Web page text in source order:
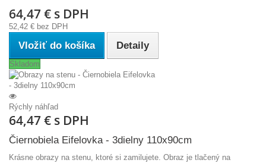
64,47 € s DPH
52,42 € bez DPH
Vložiť do košíka Detaily
Skladom
Rýchly náhľad
64,47 € s DPH
Čiernobiela Eifelovka - 3dielny 110x90cm
Krásne obrazy na stenu, ktoré si zamilujete. Obraz je tlačený na